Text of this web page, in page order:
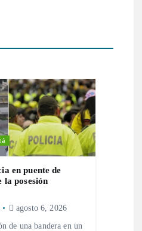
en puente de
la posesión
agosto 6, 2026
de una bandera en un